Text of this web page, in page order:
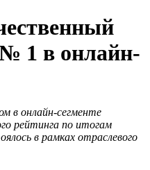
1 в онлайн-
в онлайн-сегменте
рейтинга по итогам
в рамках отраслевого